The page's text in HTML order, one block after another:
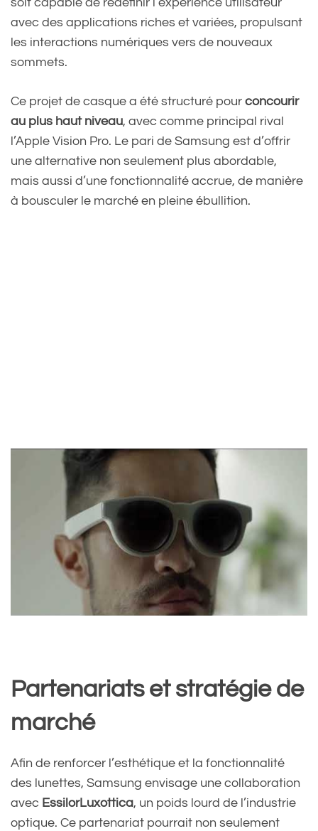
avec des applications riches et variées, propulsant
les interactions numériques vers de nouveaux
sommets.
Ce projet de casque a été structuré pour concourir
au plus haut niveau, avec comme principal rival
l’Apple Vision Pro. Le pari de Samsung est d’offrir
une alternative non seulement plus abordable,
mais aussi d’une fonctionnalité accrue, de manière
à bousculer le marché en pleine ébullition.
Partenariats et stratégie de
marché
Afin de renforcer l’esthétique et la fonctionnalité
des lunettes, Samsung envisage une collaboration
avec EssilorLuxottica, un poids lourd de l’industrie
optique. Ce partenariat pourrait non seulement